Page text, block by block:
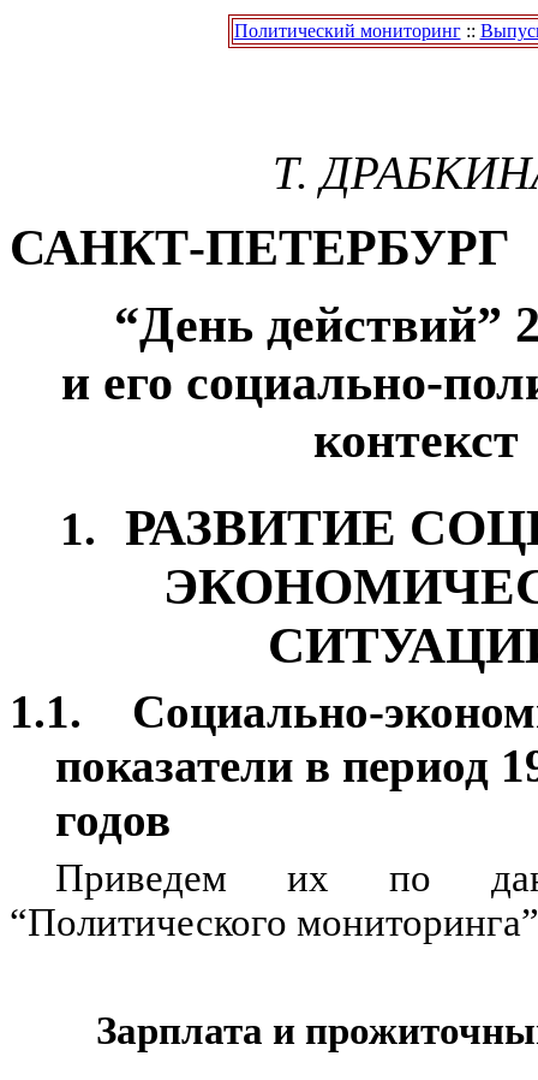
Политический мониторинг::
Т.
САНКТ-ПЕТЕРБУРГ
“День действий”
и его социально-
контекст
1.
РАЗВИТИЕ
1.1.
Социально-
показатели в период
годов
Приведем их по
“Политического
Зарплата и